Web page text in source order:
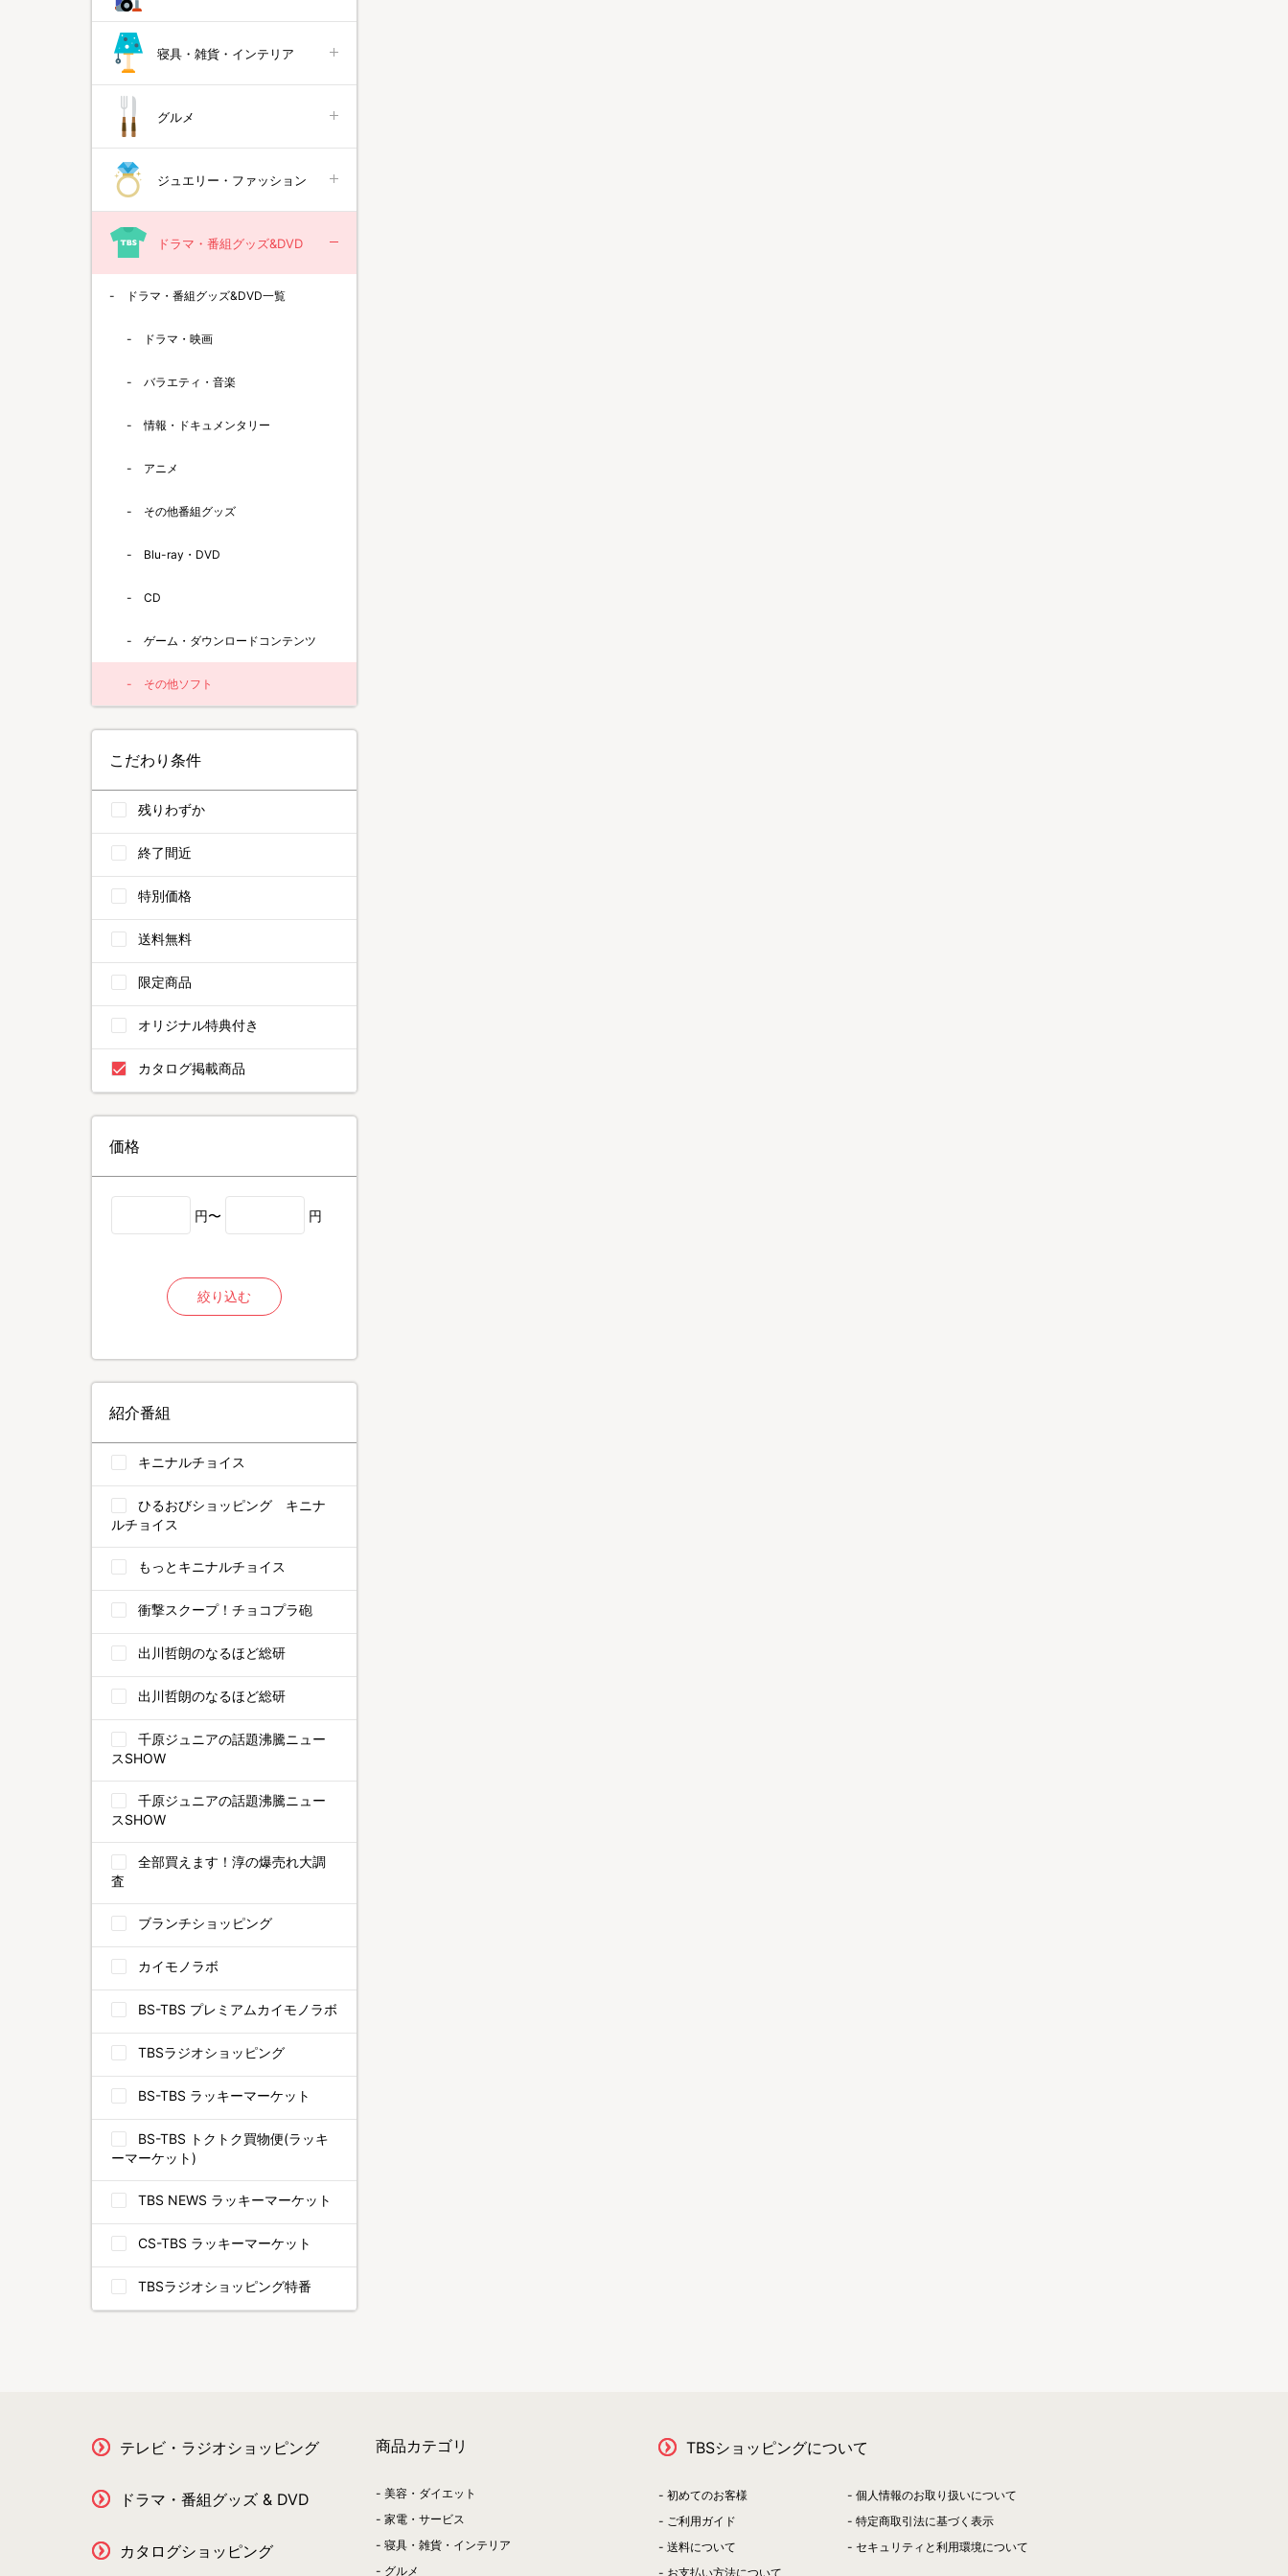
寝具・雑貨・インテリア
グルメ
ジュエリー・ファッション
ドラマ・番組グッズ&DVD
ドラマ・番組グッズ&DVD一覧
ドラマ・映画
バラエティ・音楽
情報・ドキュメンタリー
アニメ
その他番組グッズ
Blu-ray・DVD
CD
ゲーム・ダウンロードコンテンツ
その他ソフト
こだわり条件
残りわずか
終了間近
特別価格
送料無料
限定商品
オリジナル特典付き
カタログ掲載商品
価格
円〜 円
絞り込む
紹介番組
キニナルチョイス
ひるおびショッピング キニナ
ルチョイス
もっとキニナルチョイス
衝撃スクープ！チョコプラ砲
出川哲朗のなるほど総研
出川哲朗のなるほど総研
千原ジュニアの話題沸騰ニュー
スSHOW
千原ジュニアの話題沸騰ニュー
スSHOW
全部買えます！淳の爆売れ大調
査
ブランチショッピング
カイモノラボ
BS-TBS プレミアムカイモノラボ
TBSラジオショッピング
BS-TBS ラッキーマーケット
BS-TBS トクトク買物便(ラッキ
ーマーケット)
TBS NEWS ラッキーマーケット
CS-TBS ラッキーマーケット
TBSラジオショッピング特番
テレビ・ラジオショッピング
ドラマ・番組グッズ & DVD
カタログショッピング
商品カテゴリ
美容・ダイエット
家電・サービス
寝具・雑貨・インテリア
グルメ
TBSショッピングについて
初めてのお客様
ご利用ガイド
送料について
お支払い方法について
個人情報のお取り扱いについて
特定商取引法に基づく表示
セキュリティと利用環境について